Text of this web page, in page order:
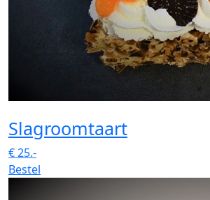
Slagroomtaart
€25.-
Bestel